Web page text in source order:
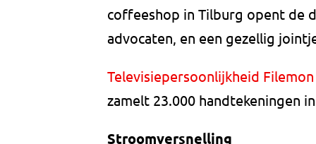
coffeeshop in Tilburg opent de
advocaten, en een gezellig
Televisiepersoonlijkheid
zamelt 23.000 handtekeningen
Stroomversnelling